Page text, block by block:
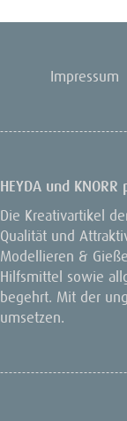
Impressum
HEYDA und KNORR
Die Kreativartikel
Qualität und
Modellieren &
Hilfsmittel sowie
begehrt. Mit der
umsetzen.